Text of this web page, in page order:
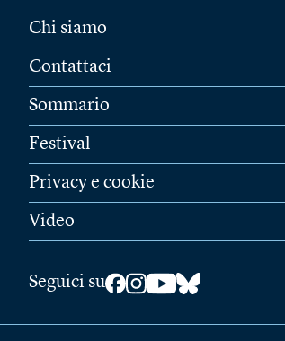
Chi siamo
Contattaci
Sommario
Festival
Privacy e cookie
Video
Seguici su